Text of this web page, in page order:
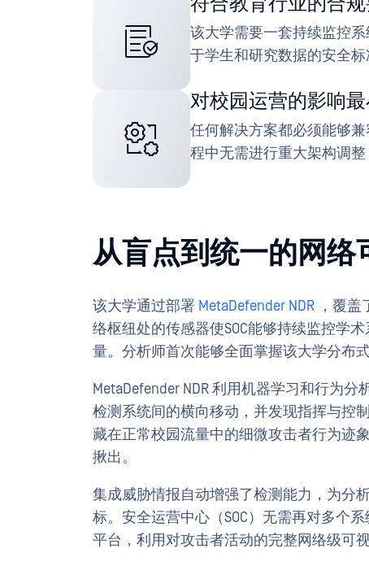
该大学需要一套持续监控
于学生和研究数据的安全标
对校园运营的影响
任何解决方案都必须能够
程中无需进行重大架构调整
从盲点到统一的网络
该大学通过部署 MetaDefender NDR ，覆
络枢纽处的传感器使SOC能够持续监控学
量。分析师首次能够全面掌握该大学分布
MetaDefender NDR 利用机器学习和行为分
检测系统间的横向移动，并发现指挥与控
藏在正常校园流量中的细微攻击者行为迹
揪出。
集成威胁情报自动增强了检测能力，为分
标。安全运营中心（SOC）无需再对多个
平台，利用对攻击者活动的完整网络级可